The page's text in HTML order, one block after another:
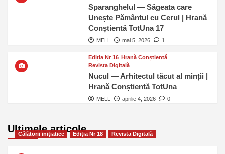
Sparanghelul — Săgeata care
Unește Pământul cu Cerul | Hrană
Conștientă TotUna 17
MELL mai 5, 2026 1
Ediția Nr 16 Hrană Conștientă
Revista Digitală
Nucul — Arhitectul tăcut al minții |
Hrană Conștientă TotUna
MELL aprilie 4, 2026 0
Ultimele articole
Călătorii inițiatice Ediția Nr 18 Revista Digitală